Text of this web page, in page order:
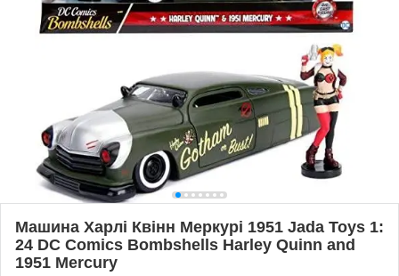
Машина Харлі Квінн Меркурі 1951 Jada Toys 1:
24 DC Comics Bombshells Harley Quinn and
1951 Mercury